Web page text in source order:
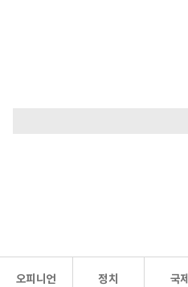
오피니언 정치 국제